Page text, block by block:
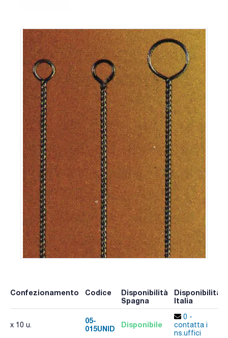
Confezionamento Codice
Disponibilità
Spagna
Disponibilità
Italia
x 10 u.
05-
015UNID
Disponibile
0 -
contatta i
ns.uffici